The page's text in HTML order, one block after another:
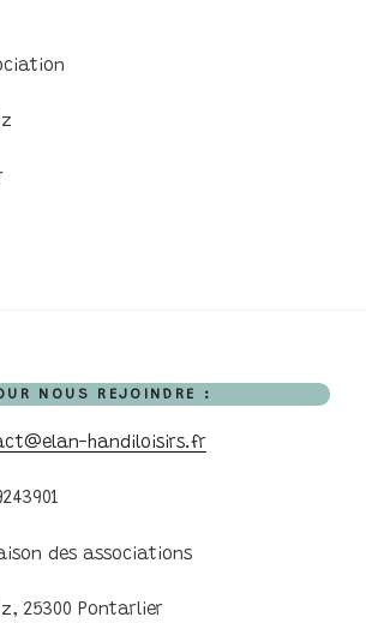
NOUS REJOINDRE :
handiloisirs.fr
des associations
25300 Pontarlier